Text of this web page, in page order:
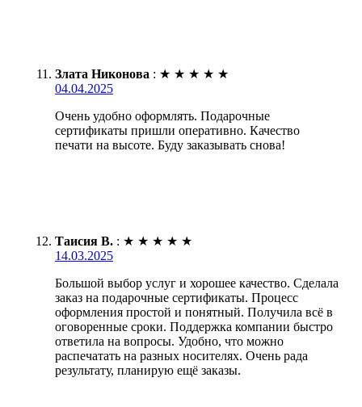
Злата Никонова : ★ ★ ★ ★ ★
04.04.2025
Очень удобно оформлять. Подарочные
сертификаты пришли оперативно. Качество
печати на высоте. Буду заказывать снова!
Таисия В. : ★ ★ ★ ★ ★
14.03.2025
Большой выбор услуг и хорошее качество. Сделала
заказ на подарочные сертификаты. Процесс
оформления простой и понятный. Получила всё в
оговоренные сроки. Поддержка компании быстро
ответила на вопросы. Удобно, что можно
распечатать на разных носителях. Очень рада
результату, планирую ещё заказы.